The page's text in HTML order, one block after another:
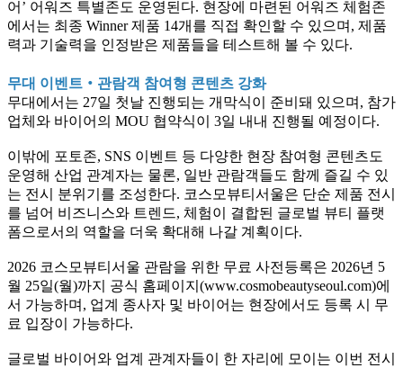
어’ 어워즈 특별존도 운영된다. 현장에 마련된 어워즈 체험존
에서는 최종 Winner 제품 14개를 직접 확인할 수 있으며, 제품
력과 기술력을 인정받은 제품들을 테스트해 볼 수 있다.
무대 이벤트‧관람객 참여형 콘텐츠 강화
무대에서는 27일 첫날 진행되는 개막식이 준비돼 있으며, 참가
업체와 바이어의 MOU 협약식이 3일 내내 진행될 예정이다.
이밖에 포토존, SNS 이벤트 등 다양한 현장 참여형 콘텐츠도
운영해 산업 관계자는 물론, 일반 관람객들도 함께 즐길 수 있
는 전시 분위기를 조성한다. 코스모뷰티서울은 단순 제품 전시
를 넘어 비즈니스와 트렌드, 체험이 결합된 글로벌 뷰티 플랫
폼으로서의 역할을 더욱 확대해 나갈 계획이다.
2026 코스모뷰티서울 관람을 위한 무료 사전등록은 2026년 5
월 25일(월)까지 공식 홈페이지(www.cosmobeautyseoul.com)에
서 가능하며, 업계 종사자 및 바이어는 현장에서도 등록 시 무
료 입장이 가능하다.
글로벌 바이어와 업계 관계자들이 한 자리에 모이는 이번 전시